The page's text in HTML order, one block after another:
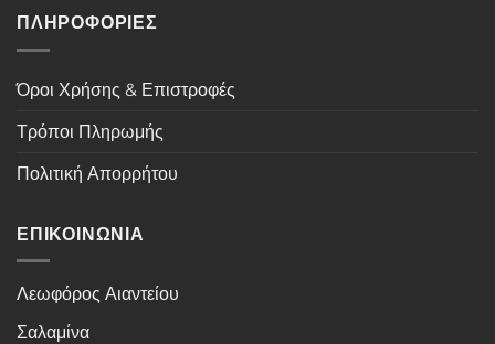
ΠΛΗΡΟΦΟΡΙΕΣ
Όροι Χρήσης & Επιστροφές
Τρόποι Πληρωμής
Πολιτική Απορρήτου
ΕΠΙΚΟΙΝΩΝΙΑ
Λεωφόρος Αιαντείου
Σαλαμίνα